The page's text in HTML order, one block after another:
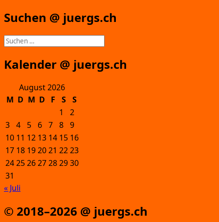
Suchen @ juergs.ch
Suchen
nach:
Kalender @ juergs.ch
August 2026
M D M D F S
S
1
2
3 4 5 6 7 8 9
10 11 12 13 14 15 16
17 18 192021 2223
24252627282930
31
« Juli
© 2018–2026 @ juergs.ch